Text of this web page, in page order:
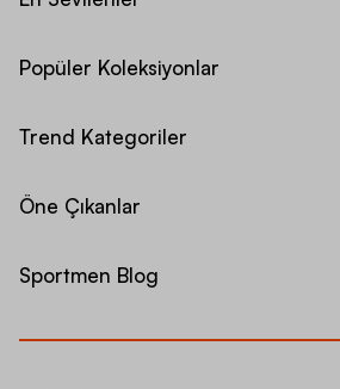
Popüler Koleksiyonlar
Trend Kategoriler
Öne Çıkanlar
Sportmen Blog